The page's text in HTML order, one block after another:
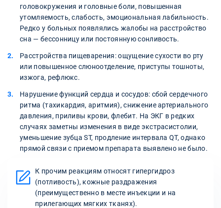
головокружения и головные боли, повышенная
утомляемость, слабость, эмоциональная лабильность.
Редко у больных появлялись жалобы на расстройство
сна — бессонницу или постоянную сонливость.
Расстройства пищеварения: ощущение сухости во рту
или повышенное слюноотделение, приступы тошноты,
изжога, рефлюкс.
Нарушение функций сердца и сосудов: сбой сердечного
ритма (тахикардия, аритмия), снижение артериального
давления, приливы крови, флебит. На ЭКГ в редких
случаях заметны изменения в виде экстрасистолии,
уменьшение зубца ST, продление интервала QT, однако
прямой связи с приемом препарата выявлено не было.
К прочим реакциям относят гипергидроз
(потливость), кожные раздражения
(преимущественно в месте инъекции и на
прилегающих мягких тканях).